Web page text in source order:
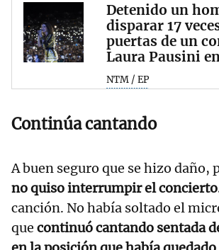
Detenido un
disparar 17
puertas de un
Laura Pausini
NTM / EP
Continúa cantando
A buen seguro que se hizo daño,
no quiso interrumpir el
canción. No había soltado el
que continuó cantando sentada